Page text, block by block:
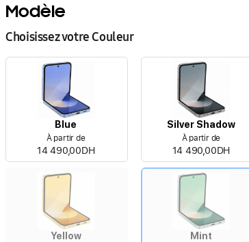
Modèle
Choisissez votre Couleur
Blue
À partir de
14 490,00DH
Silver Shadow
À partir de
14 490,00DH
Yellow Mint